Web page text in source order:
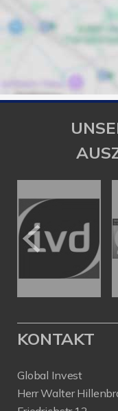
KONTAKT
Global Invest
Herr Walter